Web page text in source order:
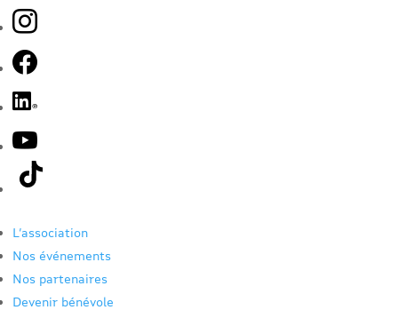
L’association
Nos événements
Nos partenaires
Devenir bénévole